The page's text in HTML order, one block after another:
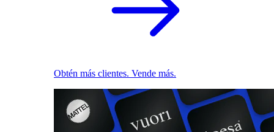
Obtén más clientes. Vende más.